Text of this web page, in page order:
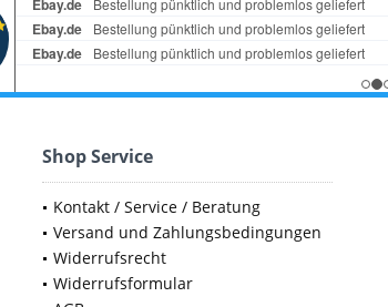
Shop Service
Kontakt / Service / Beratung
Versand und Zahlungsbedingungen
Widerrufsrecht
Widerrufsformular